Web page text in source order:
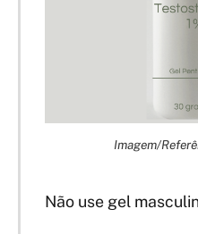
Imagem/
Não use gel